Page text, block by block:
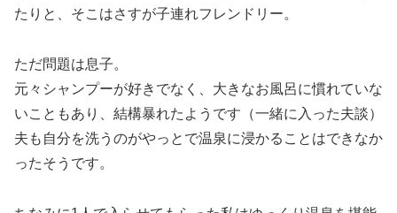
たりと、そこはさすが子連れフレンドリー。
ただ問題は息子。
元々シャンプーが好きでなく、大きなお風呂に慣れていな
いこともあり、結構暴れたようです（一緒に入った夫談）
夫も自分を洗うのがやっとで温泉に浸かることはできなか
ったそうです。